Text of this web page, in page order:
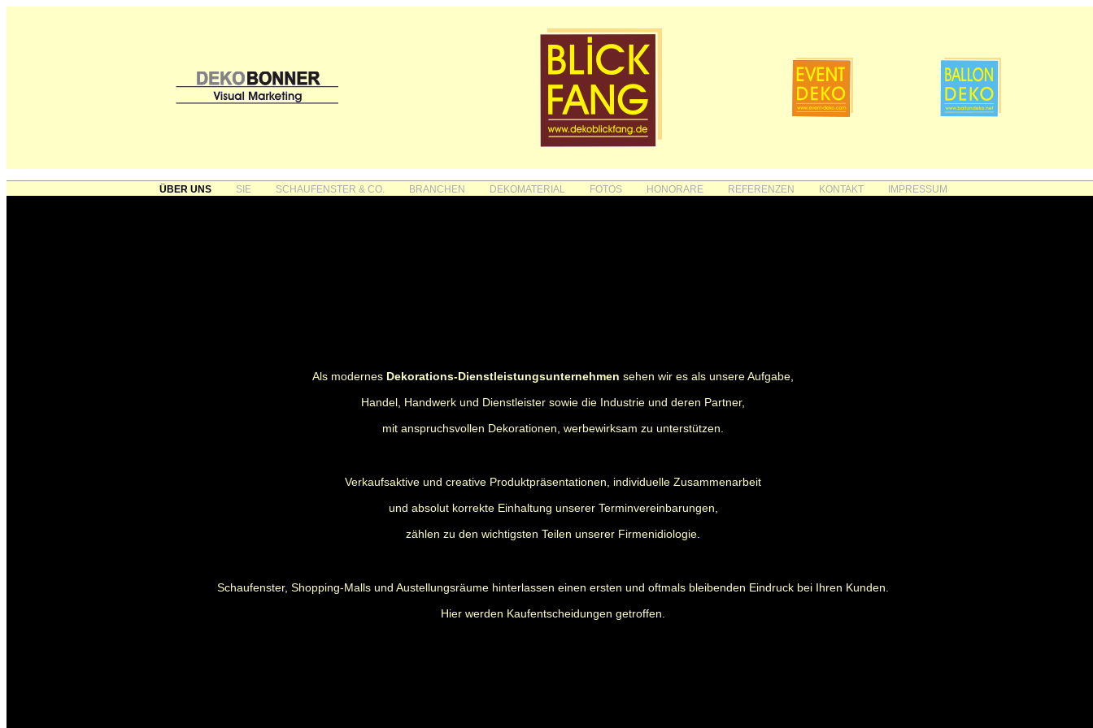
ÜBER UNS SIE SCHAUFENSTER & CO. BRANCHEN DEKOMATERIAL FOTOS HONORARE REFERENZEN KONTAKT IMPRESSUM
Als modernes Dekorations-Dienstleistungsunternehmen sehen wir es als unsere Aufgabe,
Handel, Handwerk und Dienstleister sowie die Industrie und deren Partner,
mit anspruchsvollen Dekorationen, werbewirksam zu unterstützen.
Verkaufsaktive und creative Produktpräsentationen, individuelle Zusammenarbeit
und absolut korrekte Einhaltung unserer Terminvereinbarungen,
zählen zu den wichtigsten Teilen unserer Firmenidiologie.
Schaufenster, Shopping-Malls und Austellungsräume hinterlassen einen ersten und oftmals bleibenden Eindruck bei Ihren Kunden.
Hier werden Kaufentscheidungen getroffen.